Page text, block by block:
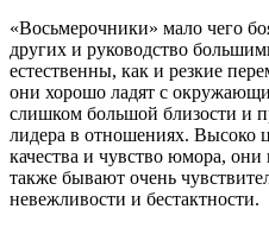
«Восьмерочники» мало чего
других и руководство
естественны, как и резкие
они хорошо ладят с
слишком большой близости и
лидера в отношениях. Высоко
качества и чувство юмора,
также бывают очень
невежливости и бестактности.